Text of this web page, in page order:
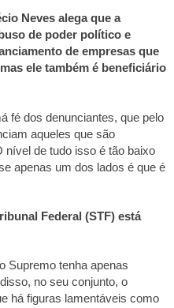
Neves alega que a
de poder político e
de empresas que
ele também é beneficiário
fé dos denunciantes, que pelo
aqueles que são
de tudo isso é tão baixo
apenas um dos lados é que é
Federal (STF) está
Supremo tenha apenas
no seu conjunto, o
há figuras lamentáveis como